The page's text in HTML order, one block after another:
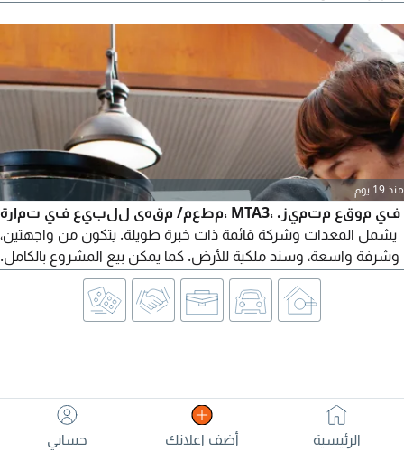
منذ 19 يوم
مطعم/ مقهى للبيع في تمارة، MTA3، في موقع متميز.
يشمل المعدات وشركة قائمة ذات خبرة طويلة. يتكون من واجهتين،
وشرفة واسعة، وسند ملكية للأرض. كما يمكن بيع المشروع بالكامل.
لمزيد من المعلومات، يرجى التواصل مباشرة مع وكيل العقارات
الرئيسية أضف اعلانك حسابي